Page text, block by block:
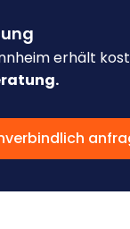
erhält